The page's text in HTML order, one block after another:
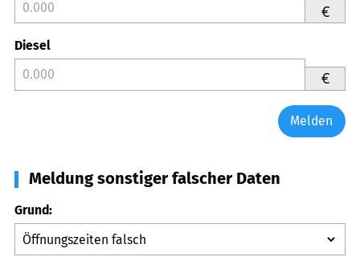
€
Diesel
€
Melden
Meldung sonstiger falscher Daten
Grund: